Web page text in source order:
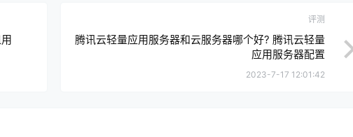
评测
腾讯云轻量应用服务器和云服务器哪个好? 腾讯云轻量
应用服务器配置
2023-7-17 12:01:42